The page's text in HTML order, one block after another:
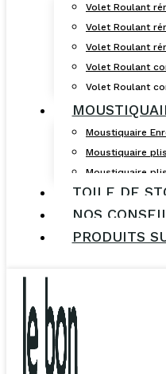
Volet Roulant
Volet Roulant
Volet Roulant
Volet Roulant
Volet Roulant
Moustiquaire
Moustiquaire
Moustiquaire
TOILE DE
NOS
PRODUITS